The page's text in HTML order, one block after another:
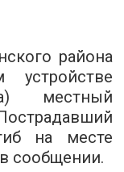
района
местный
на месте
сообщении.